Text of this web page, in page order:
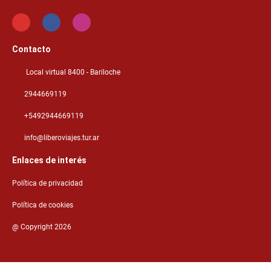
Contacto
Local virtual 8400 - Bariloche
2944669119
+5492944669119
info@liberoviajes.tur.ar
Enlaces de interés
Política de privacidad
Política de cookies
@ Copyright 2026